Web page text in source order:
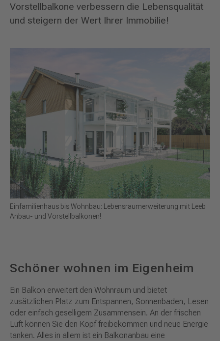
Vorstellbalkone verbessern die Lebensqualität
und steigern der Wert Ihrer Immobilie!
Einfamilienhaus bis Wohnbau: Lebensraumerweiterung mit Leeb
Anbau- und Vorstellbalkonen!
Schöner wohnen im Eigenheim
Ein Balkon erweitert den Wohnraum und bietet
zusätzlichen Platz zum Entspannen, Sonnenbaden, Lesen
oder einfach geselligem Zusammensein. An der frischen
Luft können Sie den Kopf freibekommen und neue Energie
tanken. Alles in allem ist ein Balkonanbau eine